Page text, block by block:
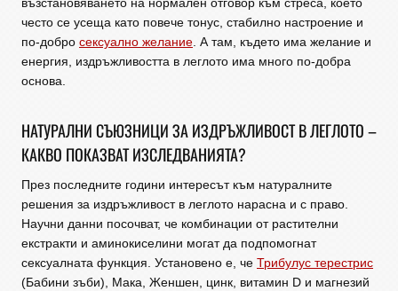
възстановяването на нормален отговор към стреса, което
често се усеща като повече тонус, стабилно настроение и
по-добро сексуално желание. А там, където има желание и
енергия, издръжливостта в леглото има много по-добра
основа.
НАТУРАЛНИ СЪЮЗНИЦИ ЗА ИЗДРЪЖЛИВОСТ В ЛЕГЛОТО –
КАКВО ПОКАЗВАТ ИЗСЛЕДВАНИЯТА?
През последните години интересът към натуралните
решения за издръжливост в леглото нарасна и с право.
Научни данни посочват, че комбинации от растителни
екстракти и аминокиселини могат да подпомогнат
сексуалната функция. Установено е, че Трибулус терестрис
(Бабини зъби), Мака, Женшен, цинк, витамин D и магнезий